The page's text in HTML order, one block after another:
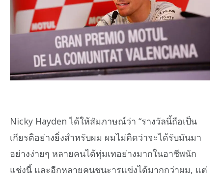
Nicky Hayden ได้ให้สัมภาษณ์ว่า “รางวัลนี้ถือเป็น
เกียรติอย่างยิ่งสำหรับผม ผมไม่คิดว่าจะได้รับมันมา
อย่างง่ายๆ หลายคนได้ทุ่มเทอย่างมากในอาชีพนัก
แช่งนี้ และอีกหลายคนชนะารแข่งได้มากกว่าผม, แต่